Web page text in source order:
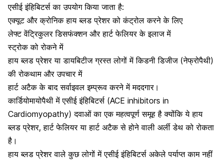
एसीई इंहिबिटर्स का उपयोग किया जाता है:
एक्यूट और क्रोनिक हाय ब्लड प्रेशर को कंट्रोल करने के लिए
लेफ्ट वेंट्रिकुलर डिसफंक्शन और हार्ट फेलियर के इलाज में
स्ट्रोक को रोकने में
हाय ब्लड प्रेशर या डायबिटीज ग्रस्त लोगों में किडनी डिजीज (नेफ्रोपैथी)
की रोकथाम और उपचार में
हार्ट अटैक के बाद सर्वाइवल इम्प्रूव करने में मददगार।
कार्डियोमायोपैथी में एसीई इंहिबिटर्स (ACE inhibitors in
Cardiomyopathy) दवाओं का एक महत्वपूर्ण समूह है क्योंकि ये हाय
ब्लड प्रेशर, हार्ट फेलियर या हार्ट अटैक से होने वाली अर्ली डेथ को रोकता
है।
हाय ब्लड प्रेशर वाले कुछ लोगों में एसीई इंहिबिटर्स अकेले पर्याप्त काम नहीं